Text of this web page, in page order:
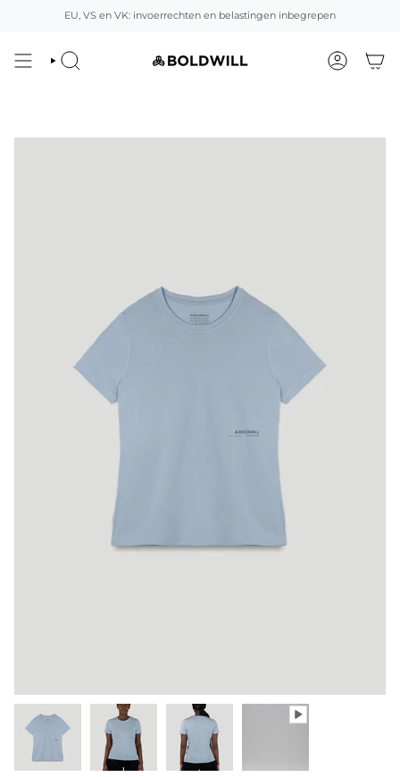
EU, VS en VK: invoerrechten en belastingen inbegrepen
ZOEK
ACCOUNT